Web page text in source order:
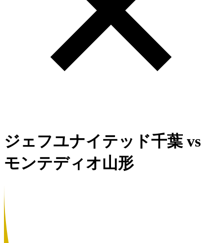
ジェフユナイテッド千葉 vs
モンテディオ山形